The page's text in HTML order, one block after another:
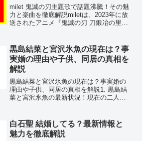
milet 鬼滅の刃主題歌で話題沸騰！その魅
力と楽曲を徹底解説miletは、2023年に放
送されたアニメ『鬼滅の刃 刀鍛冶の里
A MISSIONとのコラボによっ...
黒島結菜と宮沢氷魚の現在は？事
実婚の理由や子供、同居の真相を
解説
黒島結菜と宮沢氷魚の現在は？事実婚の
理由や子供、同居の真相を解説1. 黒島結
菜と宮沢氷魚の最新状況！現在の二人の
氷魚は、現在も同じ屋根の下で生活を共
にする同居状...
白石聖 結婚してる？最新情報と
魅力を徹底解説